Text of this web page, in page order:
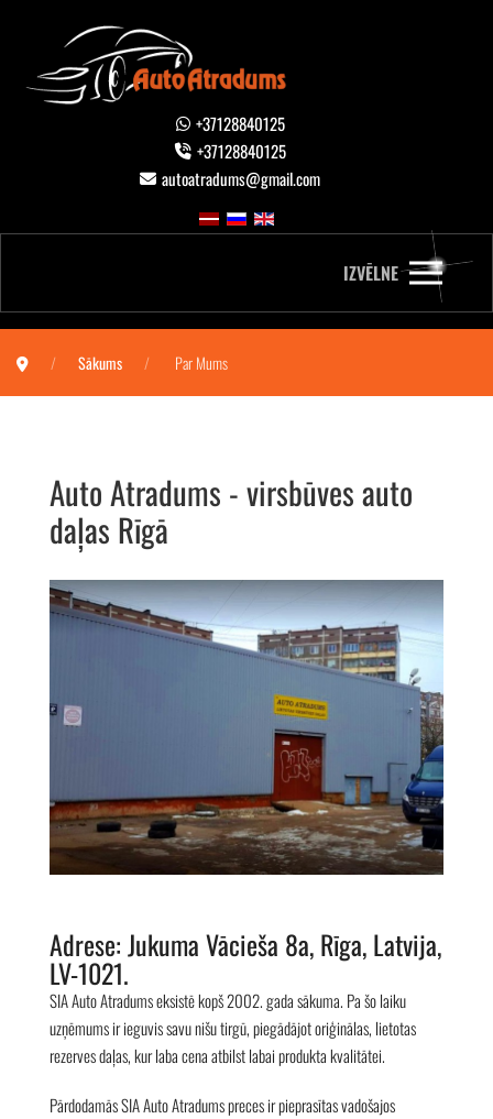
+37128840125
+37128840125
autoatradums@gmail.com
IZVĒLNE
Sākums Par Mums
Auto Atradums - virsbūves auto
daļas Rīgā
Adrese: Jukuma Vācieša 8a, Rīga, Latvija,
LV-1021.
SIA Auto Atradums eksistē kopš 2002. gada sākuma. Pa šo laiku
uzņēmums ir ieguvis savu nišu tirgū, piegādājot oriģinālas, lietotas
rezerves daļas, kur laba cena atbilst labai produkta kvalitātei.
Pārdodamās SIA Auto Atradums preces ir pieprasītas vadošajos